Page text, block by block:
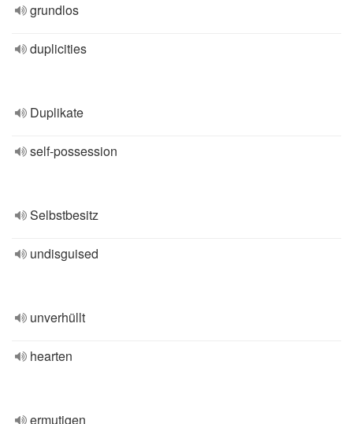
grundlos
duplicities
Duplikate
self-possession
Selbstbesitz
undisguised
unverhüllt
hearten
ermutigen